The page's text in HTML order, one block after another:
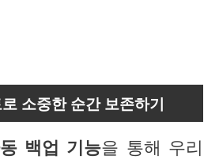
소중한 순간 보존하기
백업 기능을 통해 우리